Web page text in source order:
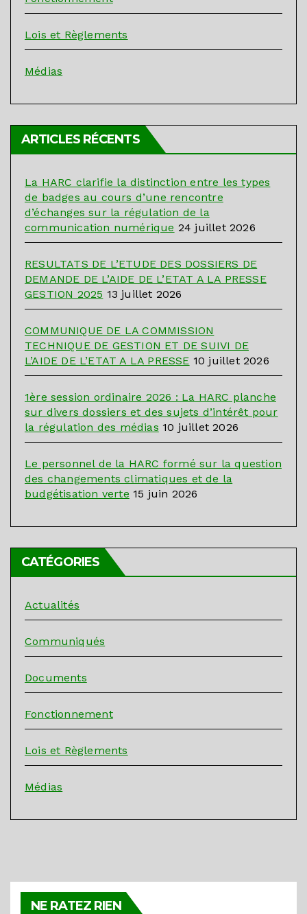
Lois et Règlements
Médias
ARTICLES RÉCENTS
La HARC clarifie la distinction entre les types
de badges au cours d’une rencontre
d’échanges sur la régulation de la
communication numérique 24 juillet 2026
RESULTATS DE L’ETUDE DES DOSSIERS DE
DEMANDE DE L’AIDE DE L’ETAT A LA PRESSE
GESTION 2025 13 juillet 2026
COMMUNIQUE DE LA COMMISSION
TECHNIQUE DE GESTION ET DE SUIVI DE
L’AIDE DE L’ETAT A LA PRESSE 10 juillet 2026
1ère session ordinaire 2026 : La HARC planche
sur divers dossiers et des sujets d’intérêt pour
la régulation des médias 10 juillet 2026
Le personnel de la HARC formé sur la question
des changements climatiques et de la
budgétisation verte 15 juin 2026
CATÉGORIES
Actualités
Communiqués
Documents
Fonctionnement
Lois et Règlements
Médias
NE RATEZ RIEN
ACTUALITÉS